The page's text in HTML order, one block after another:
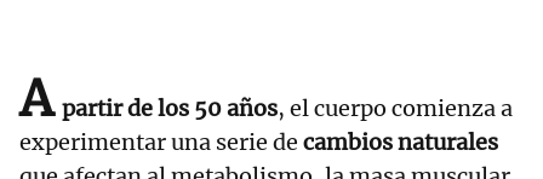
A partir de los 50 años, el cuerpo comienza a
experimentar una serie de cambios naturales